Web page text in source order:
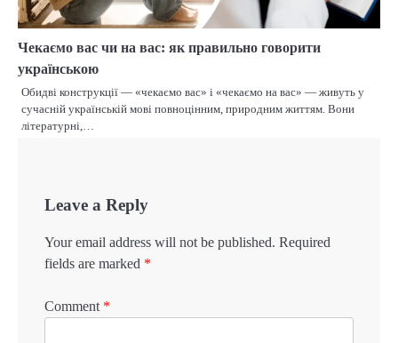
Чекаємо вас чи на вас: як правильно говорити
українською
Обидві конструкції — «чекаємо вас» і «чекаємо на вас» — живуть у
сучасній українській мові повноцінним, природним життям. Вони
літературні,…
Leave a Reply
Your email address will not be published. Required
fields are marked *
Comment *